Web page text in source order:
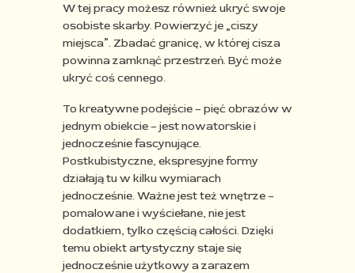
W tej pracy możesz również ukryć swoje
osobiste skarby. Powierzyć je „ciszy
miejsca”. Zbadać granicę, w której cisza
powinna zamknąć przestrzeń. Być może
ukryć coś cennego.
To kreatywne podejście – pięć obrazów w
jednym obiekcie – jest nowatorskie i
jednocześnie fascynujące.
Postkubistyczne, ekspresyjne formy
działają tu w kilku wymiarach
jednocześnie. Ważne jest też wnętrze –
pomalowane i wyściełane, nie jest
dodatkiem, tylko częścią całości. Dzięki
temu obiekt artystyczny staje się
jednocześnie użytkowy a zarazem